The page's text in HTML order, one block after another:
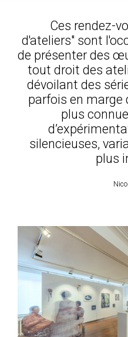
Ces rendez-
d'ateliers" sont
de présenter des
tout droit des
dévoilant des
parfois en marge
plus
silencieuses,
plus